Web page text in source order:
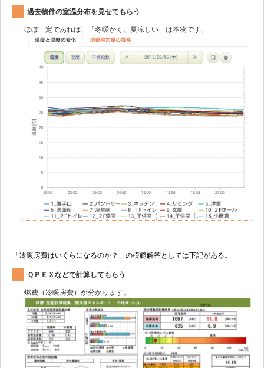
過去物件の室温分布を見せてもらう
ほぼ一定であれば、「冬暖かく、夏涼しい」は本物です。
「冷暖房費はいくらになるのか？」の模範解答としては下記がある。
ＱＰＥＸなどで計算してもらう
燃費（冷暖房費）が分かります。